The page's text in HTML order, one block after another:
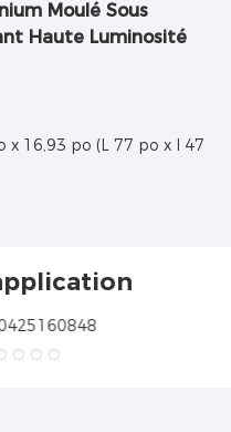
x 16,93 po (L 77 po x l 47